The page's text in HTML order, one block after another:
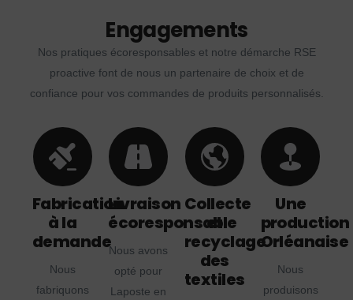
Engagements
Nos pratiques écoresponsables et notre démarche RSE
proactive font de nous un partenaire de choix et de
confiance pour vos commandes de produits personnalisés.
Fabrication
à la
demande
Nous
fabriquons
Livraison
écoresponsable
Nous avons
opté pour
Laposte en
Collecte
et
recyclage
des
textiles
Une
production
Orléanaise
Nous
produisons